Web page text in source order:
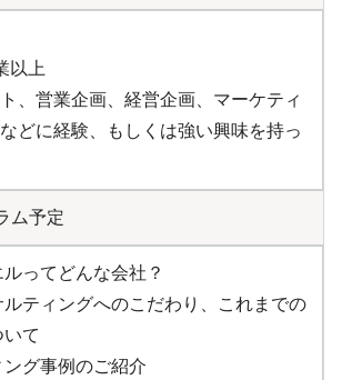
以上
、営業企画、経営企画、マーケティ
どに経験、もしくは強い興味を持っ
ム予定
ってどんな会社？
ルティングへのこだわり、これまでの
て
グ事例のご紹介